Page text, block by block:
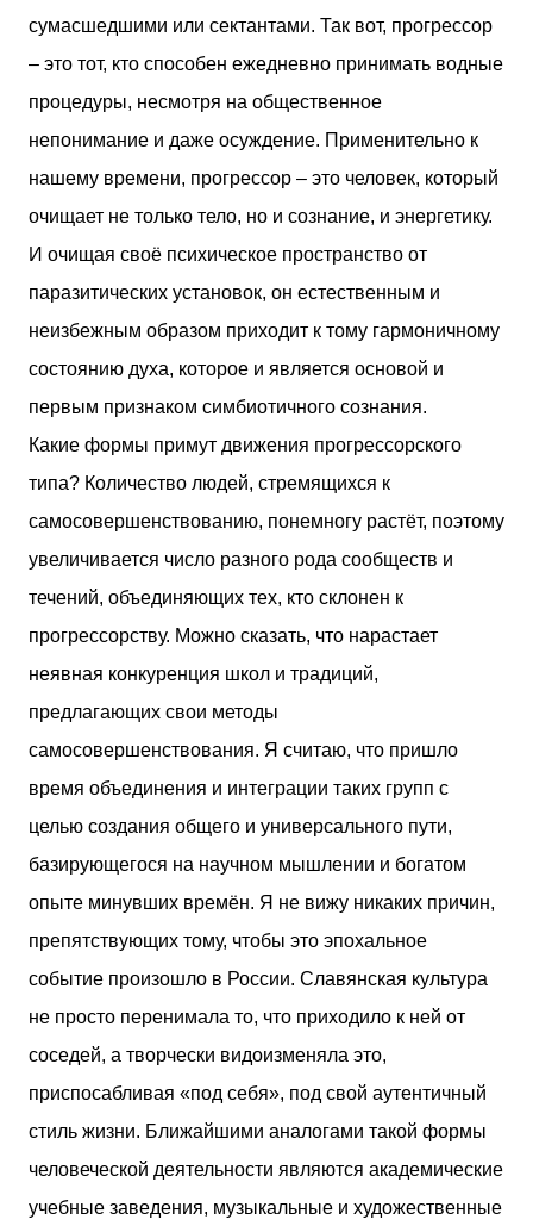
сумасшедшими или сектантами. Так вот, прогрессор
– это тот, кто способен ежедневно принимать водные
процедуры, несмотря на общественное
непонимание и даже осуждение. Применительно к
нашему времени, прогрессор – это человек, который
очищает не только тело, но и сознание, и энергетику.
И очищая своё психическое пространство от
паразитических установок, он естественным и
неизбежным образом приходит к тому гармоничному
состоянию духа, которое и является основой и
первым признаком симбиотичного сознания.
Какие формы примут движения прогрессорского
типа? Количество людей, стремящихся к
самосовершенствованию, понемногу растёт, поэтому
увеличивается число разного рода сообществ и
течений, объединяющих тех, кто склонен к
прогрессорству. Можно сказать, что нарастает
неявная конкуренция школ и традиций,
предлагающих свои методы
самосовершенствования. Я считаю, что пришло
время объединения и интеграции таких групп с
целью создания общего и универсального пути,
базирующегося на научном мышлении и богатом
опыте минувших времён. Я не вижу никаких причин,
препятствующих тому, чтобы это эпохальное
событие произошло в России. Славянская культура
не просто перенимала то, что приходило к ней от
соседей, а творчески видоизменяла это,
приспосабливая «под себя», под свой аутентичный
стиль жизни. Ближайшими аналогами такой формы
человеческой деятельности являются академические
учебные заведения, музыкальные и художественные